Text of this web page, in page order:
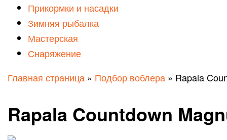
Прикормки и насадки
Зимняя рыбалка
Мастерская
Снаряжение
Главная страница » Подбор воблера » Rapala
Rapala Countdown